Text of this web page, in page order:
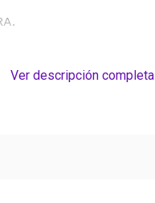
Ver descripción completa